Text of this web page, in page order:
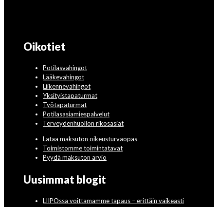
Oikotiet
Potilasvahingot
Lääkevahingot
Liikennevahingot
Yksityistapaturmat
Työtapaturmat
Potilasasiamiespalvelut
Terveydenhuollon rikosasiat
Lataa maksuton oikeusturvaopas
Toimistomme toimintatavat
Pyydä maksuton arvio
Uusimmat blogit
LIIPOssa voittamamme tapaus – erittäin vaikeasti